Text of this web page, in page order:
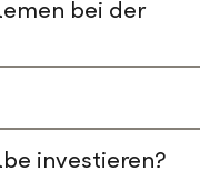
bei der
investieren?